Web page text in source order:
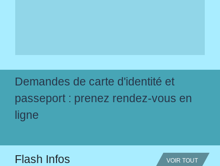
Demandes de carte d'identité et
passeport : prenez rendez-vous en
ligne
Flash Infos VOIR TOUT